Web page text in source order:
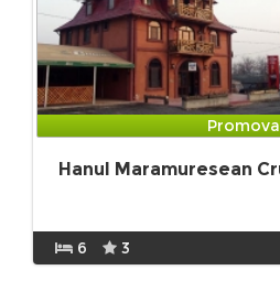
Hanul Maramuresean
6 3